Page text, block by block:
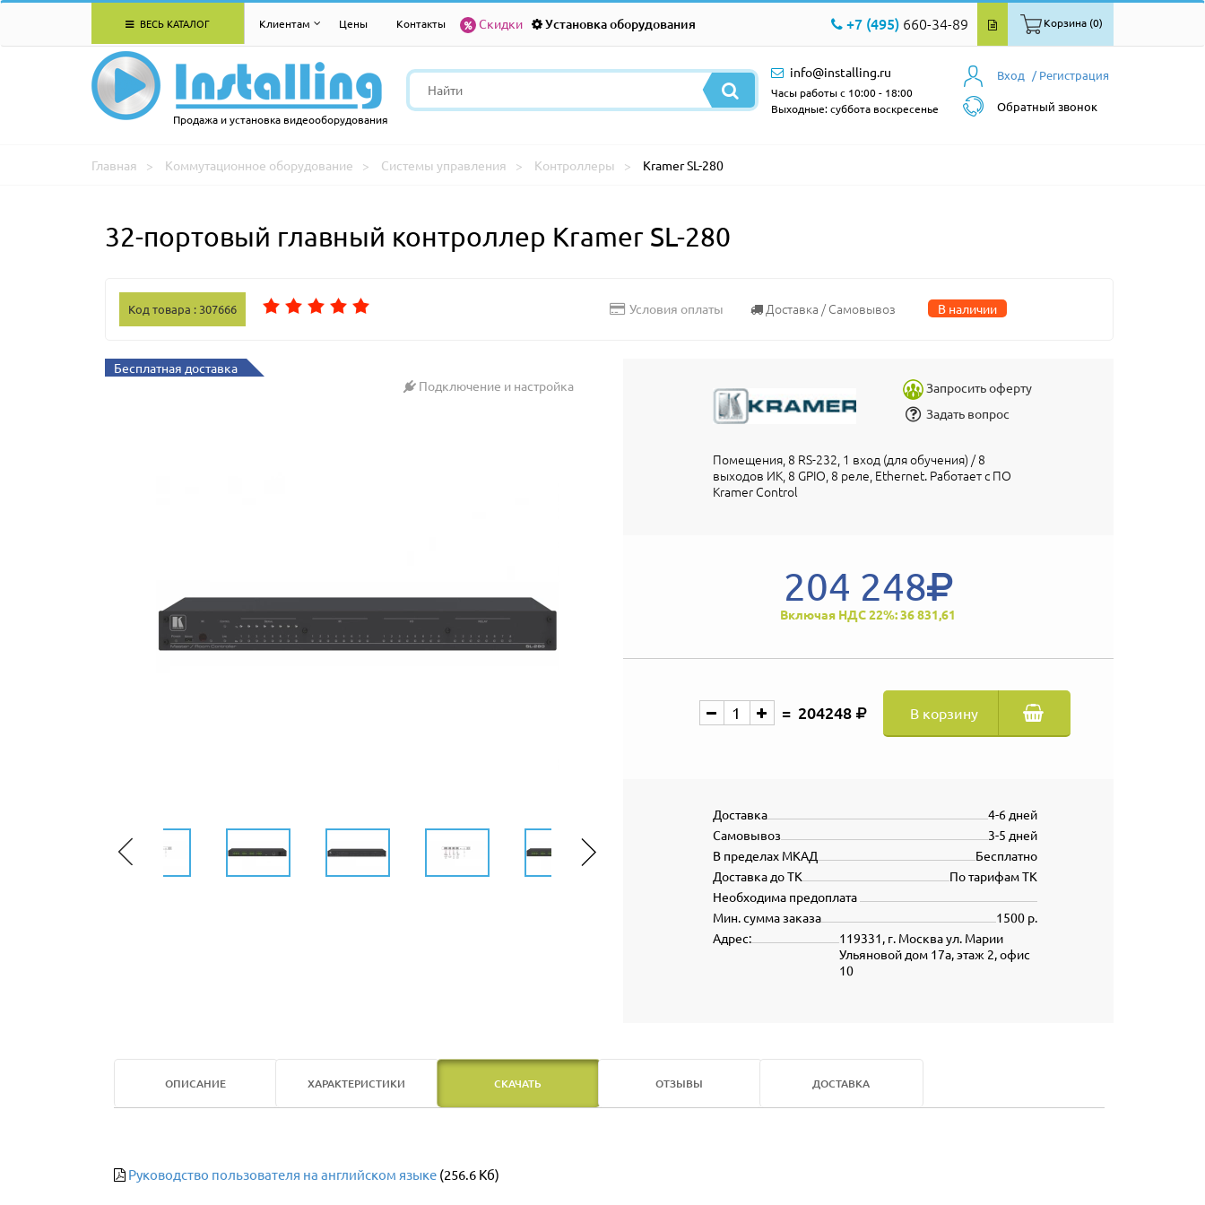
ВЕСЬ КАТАЛОГ Клиентам Цены Контакты Скидки Установка оборудования +7 (495) 660-34-89 Корзина (0)
Продажа и установка видеооборудования
Вход / Регистрация
Обратный звонок
info@installing.ru
Часы работы с 10:00 - 18:00
Выходные: суббота воскресенье
Главная Коммутационное оборудование Системы управления Контроллеры Kramer SL-280
32-портовый главный контроллер Kramer SL-280
Код товара : 307666 Условия оплаты Доставка / Самовывоз В наличии
Бесплатная доставка
Подключение и настройка
Запросить оферту
Задать вопрос
Помещения, 8 RS-232, 1 вход (для обучения) / 8
выходов ИК, 8 GPIO, 8 реле, Ethernet. Работает с ПО
Kramer Control
204 248
Включая НДС 22%: 36 831,61
204248 В корзину
4-6 дней
Доставка
3-5 дней
Самовывоз
Бесплатно
В пределах МКАД
По тарифам ТК
Доставка до ТК
Необходима предоплата
1500 р.
Мин. сумма заказа
119331, г. Москва ул. Марии
Ульяновой дом 17а, этаж 2, офис
10
Адрес:
ОПИСАНИЕ ХАРАКТЕРИСТИКИ СКАЧАТЬ ОТЗЫВЫ ДОСТАВКА
Руководство пользователя на английском языке (256.6 Кб)